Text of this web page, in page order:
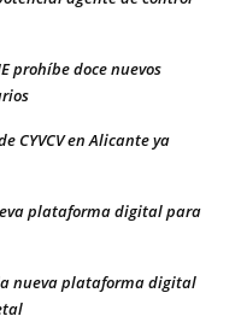
prohíbe doce nuevos
CYVCV en Alicante ya
plataforma digital para
nueva plataforma digital